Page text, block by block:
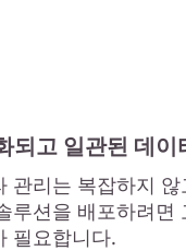
되고 일관된 데이
관리는 복잡하지
루션을 배포하려면
필요합니다.